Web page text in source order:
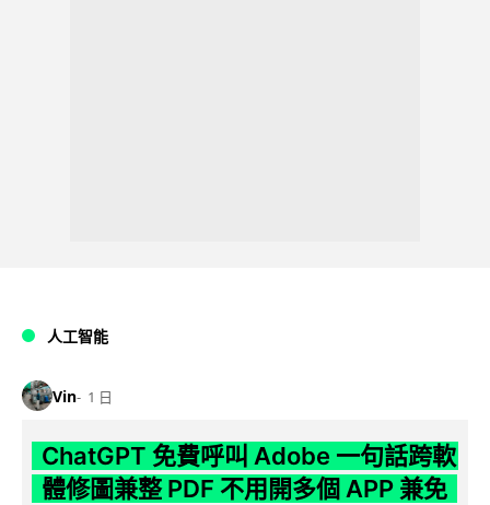
人工智能
Vin 1 日
ChatGPT 免費呼叫 Adobe 一句話跨軟
體修圖兼整 PDF 不用開多個 APP 兼免